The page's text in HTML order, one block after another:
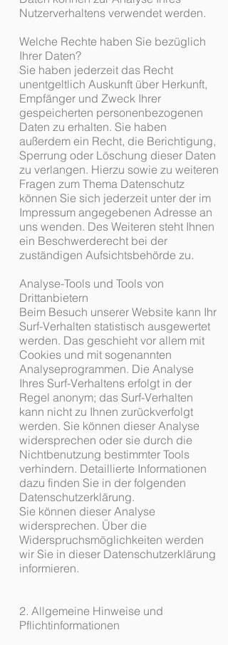
Nutzerverhaltens verwendet werden.
Welche Rechte haben Sie bezüglich
Ihrer Daten?
Sie haben jederzeit das Recht
unentgeltlich Auskunft über Herkunft,
Empfänger und Zweck Ihrer
gespeicherten personenbezogenen
Daten zu erhalten. Sie haben
außerdem ein Recht, die Berichtigung,
Sperrung oder Löschung dieser Daten
zu verlangen. Hierzu sowie zu weiteren
Fragen zum Thema Datenschutz
können Sie sich jederzeit unter der im
Impressum angegebenen Adresse an
uns wenden. Des Weiteren steht Ihnen
ein Beschwerderecht bei der
zuständigen Aufsichtsbehörde zu.
Analyse-Tools und Tools von
Drittanbietern
Beim Besuch unserer Website kann Ihr
Surf-Verhalten statistisch ausgewertet
werden. Das geschieht vor allem mit
Cookies und mit sogenannten
Analyseprogrammen. Die Analyse
Ihres Surf-Verhaltens erfolgt in der
Regel anonym; das Surf-Verhalten
kann nicht zu Ihnen zurückverfolgt
werden. Sie können dieser Analyse
widersprechen oder sie durch die
Nichtbenutzung bestimmter Tools
verhindern. Detaillierte Informationen
dazu finden Sie in der folgenden
Datenschutzerklärung.
Sie können dieser Analyse
widersprechen. Über die
Widerspruchsmöglichkeiten werden
wir Sie in dieser Datenschutzerklärung
informieren.
2. Allgemeine Hinweise und
Pflichtinformationen